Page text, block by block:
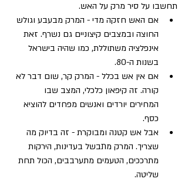
תחשבו על סיר מרק על האש.
אם האש חזקה מדי - המרק מבעבע וגולש
החוצה ובמצבים קיצוניים גם נשרף. זאת
אינפלציה משתוללת, כמו שהיה בישראל
בשנות ה-80.
אם אין אש בכלל - המרק קר, שום דבר לא
קורה. זה קיפאון כלכלי, המצב שבו
המחירים יורדים ואנשים מפחדים להוציא
כסף.
אבל אש קטנה ומבוקרת - זה בדיוק מה
שצריך. המרק מתבשל בעדינות, הירקות
מתרככים, הטעמים מתערבבים, הכול תחת
שליטה.